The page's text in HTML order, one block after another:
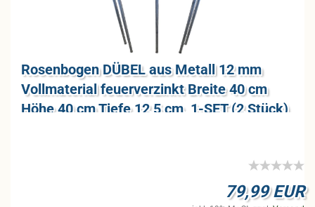
Ro­sen­bo­gen DÜBEL aus Me­tall 12 mm
Voll­ma­te­ri­al feu­er­ver­zinkt Brei­te 40 cm
Höhe 40 cm Tiefe 12,5 cm, 1-SET (2 Stück)
79,99 EUR